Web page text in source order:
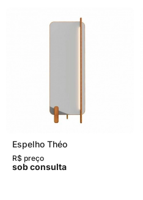
Espelho Théo
R$ preço
sob consulta